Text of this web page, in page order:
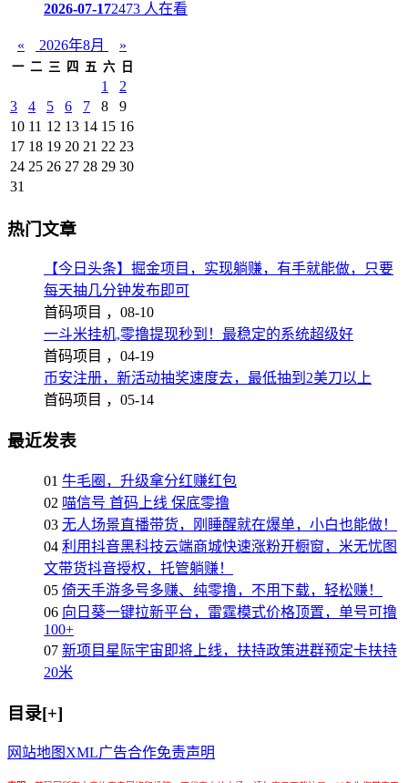
2026-07-172473 人在看
« 2026年8月 »
一 二 三 四 五 六 日
1
2
3
4 5 6 7 8
9
10 11 12 13 14 15 16
17 18 19 20 21 22 23
24 25 26 27 28 29 30
31
热门文章
【今日头条】掘金项目，实现躺赚，有手就能做，只要
每天抽几分钟发布即可
首码项目 ， 08-10
一斗米挂机,零撸提现秒到！最稳定的系统超级好
首码项目 ， 04-19
币安注册，新活动抽奖速度去，最低抽到2美刀以上
首码项目 ， 05-14
最近发表
01 牛毛圈，升级拿分红赚红包
02 喵信号 首码上线 保底零撸
03 无人场景直播带货，刚睡醒就在爆单，小白也能做！
04 利用抖音黑科技云端商城快速涨粉开橱窗，米无忧图
文带货抖音授权，托管躺赚！
05 倚天手游多号多赚、纯零撸，不用下载，轻松赚！
06 向日葵一键拉新平台，雷霆模式价格顶置，单号可撸
100+
07 新项目星际宇宙即将上线，扶持政策进群预定卡扶持
20米
目录[+]
网站地图 XML广告合作免责声明